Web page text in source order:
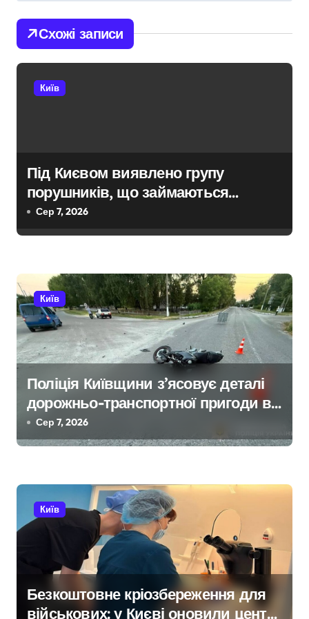
г
а
ц
п
и
с
і
в
Схожі записи
Київ
Під Києвом виявлено групу
порушників, що займаються
незаконною вирубкою лісу
Сер 7, 2026
Київ
Поліція Київщини з’ясовує деталі
дорожньо-транспортної пригоди в
селі Щербаки за участю двох
неповнолітніх постраждалих
Сер 7, 2026
Київ
Безкоштовне кріозбереження для
військових: у Києві оновили центр